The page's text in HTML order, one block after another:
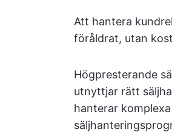
Att hantera
föråldrat, utan
Högpresterande
utnyttjar rätt
hanterar